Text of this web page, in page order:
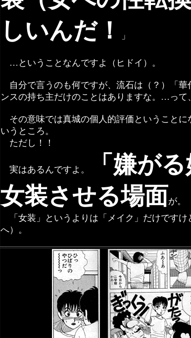
しいんだ！
」
…ということなんですよ（ヒドイ）。
自分で言うのも何ですが、流石は（？）「
ンスの持ち主だけのことはありますな。…って
その意味では真城の個人的評価ということに
いうところ。
ただし！！
実はあるんですよ。
「嫌が
女装させる場面が。
「女装」というよりは「メイク」だけですけ
へ）。